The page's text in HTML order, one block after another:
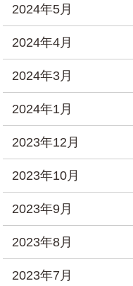
2024年5月
2024年4月
2024年3月
2024年1月
2023年12月
2023年10月
2023年9月
2023年8月
2023年7月